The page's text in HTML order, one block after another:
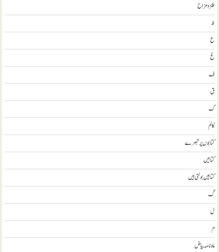
طنز و مزاح
ظ
ع
غ
ف
ق
ک
کالم
کتابوں پر تبصرے
کتابيں
کتابیں بولتی ہیں
گ
ل
م
ماہ نامہ بیاض